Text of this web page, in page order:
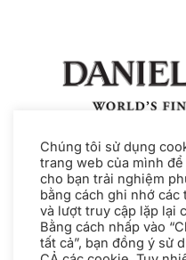
Daniel Smith là
giới về các loại
chất lượng cao
gồm màu nước
Chúng tôi sử dụng
trang web của mình
cho bạn trải nghiệm
bằng cách ghi nhớ các
và lượt truy cập lặp lại
Bằng cách nhấp vào
tất cả”, bạn đồng ý sử